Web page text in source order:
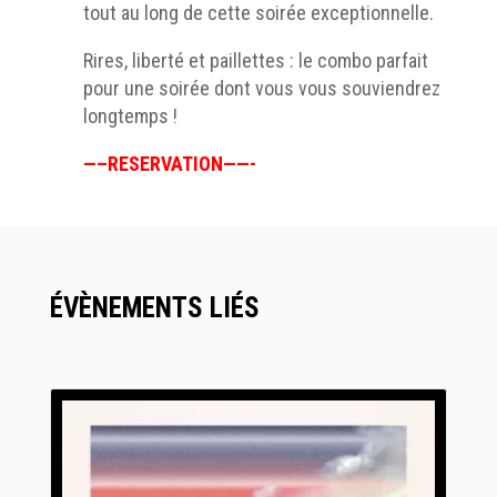
tout au long de cette soirée exceptionnelle.
Rires, liberté et paillettes : le combo parfait
pour une soirée dont vous vous souviendrez
longtemps !
—–RESERVATION——-
ÉVÈNEMENTS LIÉS